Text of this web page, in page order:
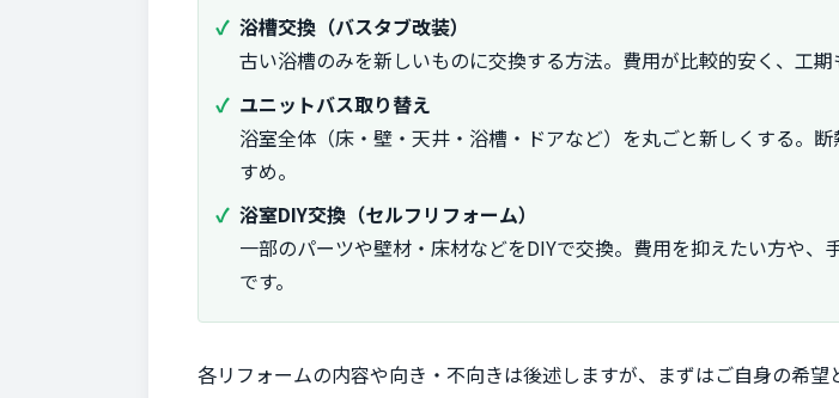
浴槽交換（バスタブ改装）
古い浴槽のみを新しいものに交換する方法。費用が比較的安く、工期
ユニットバス取り替え
浴室全体（床・壁・天井・浴槽・ドアなど）を丸ごと新しくする。
すめ。
浴室DIY交換（セルフリフォーム）
一部のパーツや壁材・床材などをDIYで交換。費用を抑えたい方や
です。
各リフォームの内容や向き・不向きは後述しますが、まずはご自身の希望